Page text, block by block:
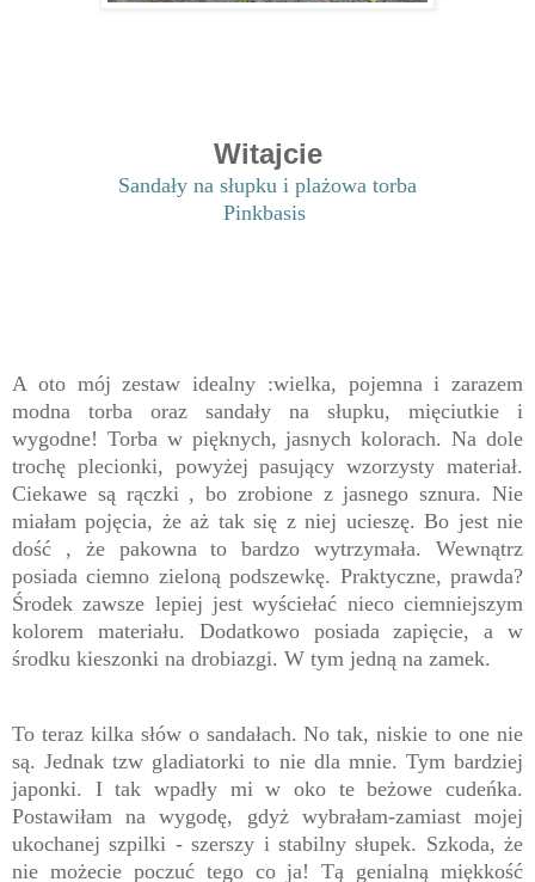
Witajcie
Sandały na słupku i plażowa torba
Pinkbasis
A oto mój zestaw idealny :wielka, pojemna i zarazem
modna torba oraz sandały na słupku, mięciutkie i
wygodne! Torba w pięknych, jasnych kolorach. Na dole
trochę plecionki, powyżej pasujący wzorzysty materiał.
Ciekawe są rączki , bo zrobione z jasnego sznura. Nie
miałam pojęcia, że aż tak się z niej ucieszę. Bo jest nie
dość , że pakowna to bardzo wytrzymała. Wewnątrz
posiada ciemno zieloną podszewkę. Praktyczne, prawda?
Środek zawsze lepiej jest wyściełać nieco ciemniejszym
kolorem materiału. Dodatkowo posiada zapięcie, a w
środku kieszonki na drobiazgi. W tym jedną na zamek.
To teraz kilka słów o sandałach. No tak, niskie to one nie
są. Jednak tzw gladiatorki to nie dla mnie. Tym bardziej
japonki. I tak wpadły mi w oko te beżowe cudeńka.
Postawiłam na wygodę, gdyż wybrałam-zamiast mojej
ukochanej szpilki - szerszy i stabilny słupek. Szkoda, że
nie możecie poczuć tego co ja! Tą genialną miękkość